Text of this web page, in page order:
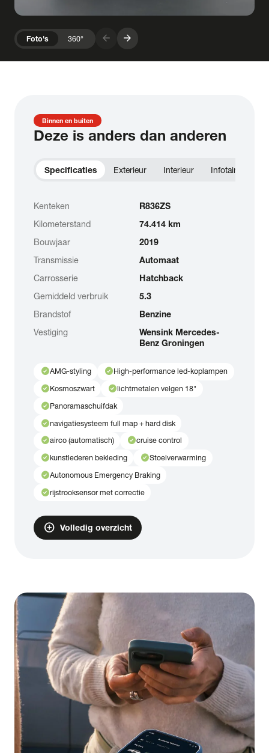
Foto's 360° arrow_forward arrow_forward
Binnen en buiten
Deze is anders dan anderen
Specificaties Exterieur Interieur Infotainment
Kenteken
R836ZS
Kilometerstand
74.414 km
Bouwjaar
2019
Transmissie
Automaat
Carrosserie
Hatchback
Gemiddeld verbruik
5.3
Brandstof
Benzine
Vestiging
Wensink Mercedes-
Benz Groningen
check_circleAMG-styling check_circleHigh-performance led-koplampen
check_circleKosmoszwart check_circlelichtmetalen velgen 18"
check_circlePanoramaschuifdak
check_circlenavigatiesysteem full map + hard disk
check_circleairco (automatisch) check_circlecruise control
check_circlekunstlederen bekleding check_circleStoelverwarming
check_circleAutonomous Emergency Braking
check_circlerijstrooksensor met correctie
add_circle Volledig overzicht